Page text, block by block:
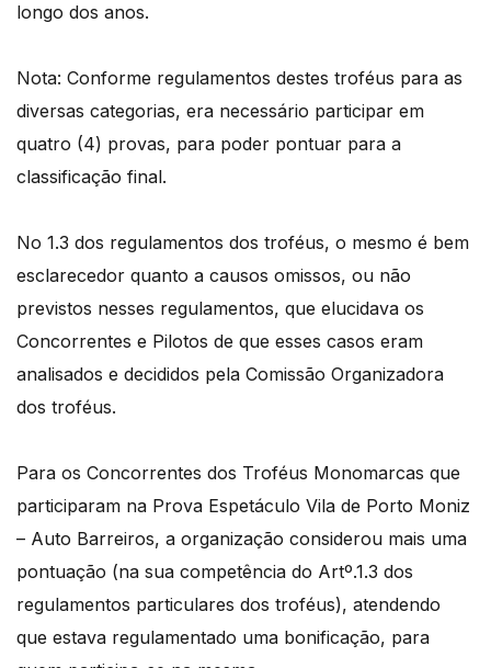
longo dos anos.
Nota: Conforme regulamentos destes troféus para as
diversas categorias, era necessário participar em
quatro (4) provas, para poder pontuar para a
classificação final.
No 1.3 dos regulamentos dos troféus, o mesmo é bem
esclarecedor quanto a causos omissos, ou não
previstos nesses regulamentos, que elucidava os
Concorrentes e Pilotos de que esses casos eram
analisados e decididos pela Comissão Organizadora
dos troféus.
Para os Concorrentes dos Troféus Monomarcas que
participaram na Prova Espetáculo Vila de Porto Moniz
– Auto Barreiros, a organização considerou mais uma
pontuação (na sua competência do Artº.1.3 dos
regulamentos particulares dos troféus), atendendo
que estava regulamentado uma bonificação, para